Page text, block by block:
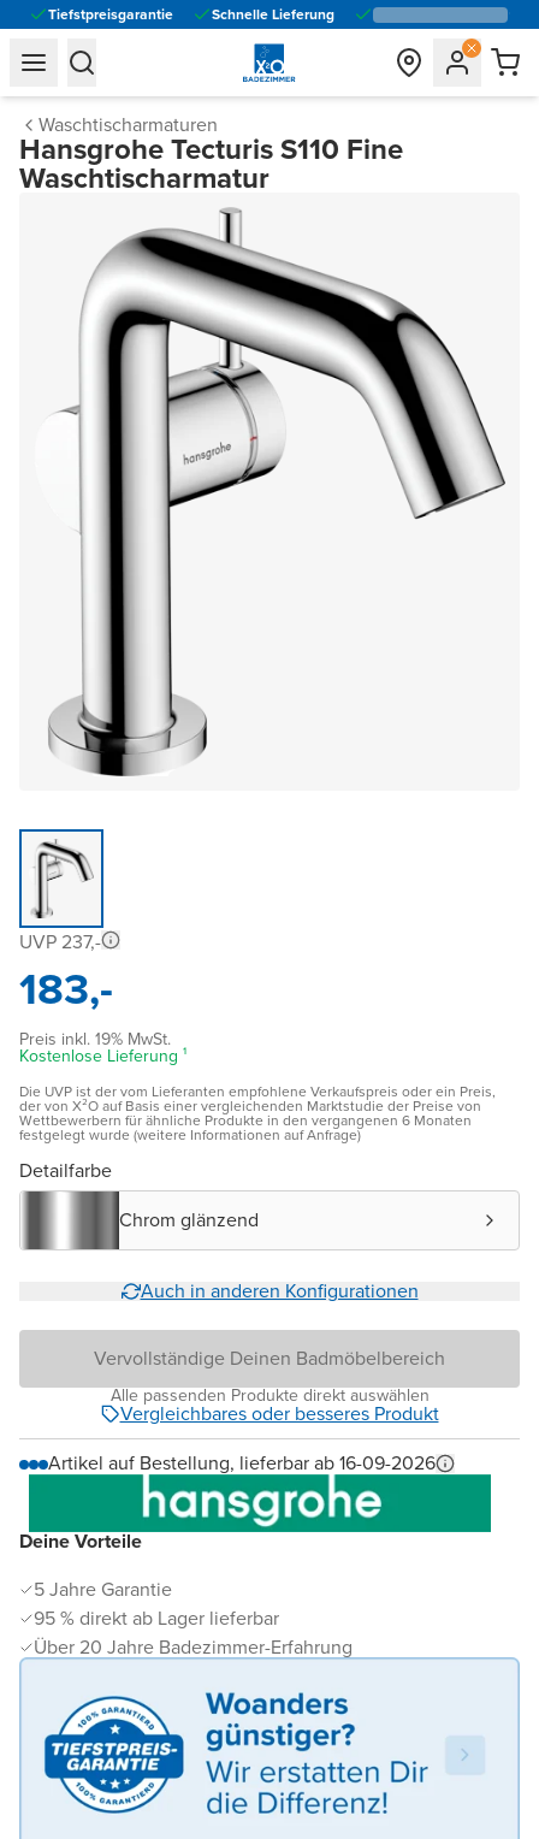
Tiefstpreisgarantie Schnelle Lieferung
general.navigation.toggle_menu.label
general.navigation.toggle_menu.label
Waschtischarmaturen
Hansgrohe Tecturis S110 Fine
Waschtischarmatur
Deine Vorteile
5 Jahre Garantie
95 % direkt ab Lager lieferbar
Über 20 Jahre Badezimmer-Erfahrung
UVP 237,-
183,-
Preis inkl. 19% MwSt.
Kostenlose Lieferung ¹
Die UVP ist der vom Lieferanten empfohlene Verkaufspreis oder ein Preis,
der von X²O auf Basis einer vergleichenden Marktstudie der Preise von
Wettbewerbern für ähnliche Produkte in den vergangenen 6 Monaten
festgelegt wurde (weitere Informationen auf Anfrage)
Detailfarbe
Chrom glänzend
Auch in anderen Konfigurationen
Vervollständige Deinen Badmöbelbereich
Alle passenden Produkte direkt auswählen
Vergleichbares oder besseres Produkt
Artikel auf Bestellung, lieferbar ab 16-09-2026